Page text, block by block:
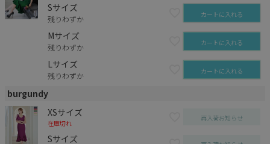
Sサイズ
残りわずか カートに入れる
Mサイズ
残りわずか カートに入れる
Lサイズ
残りわずか カートに入れる
burgundy
XSサイズ
在庫切れ
再入荷お知らせ
Sサイズ